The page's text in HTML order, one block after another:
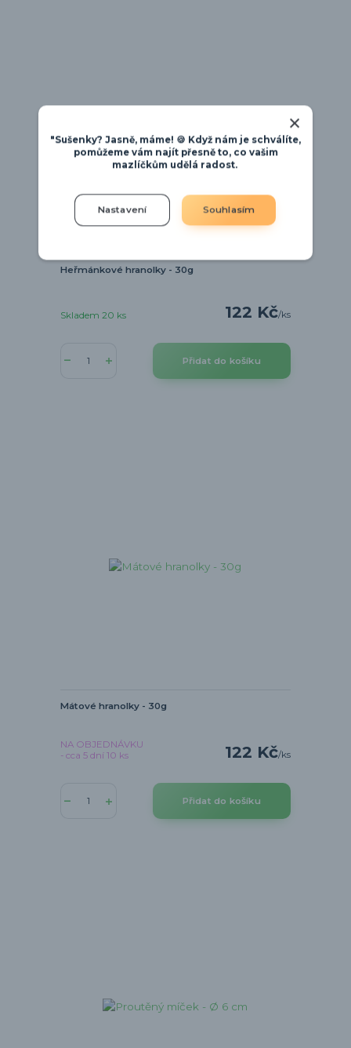
Heřmánkové hranolky - 30g
122 Kč/ks
Skladem 20 ks
Přidat do košíku
Mátové hranolky - 30g
122 Kč/ks
NA OBJEDNÁVKU
- cca 5 dní 10 ks
Přidat do košíku
"Sušenky? Jasně, máme! 🍪 Když nám je schválíte,
pomůžeme vám najít přesně to, co vašim
mazlíčkům udělá radost.
Nastavení Souhlasím